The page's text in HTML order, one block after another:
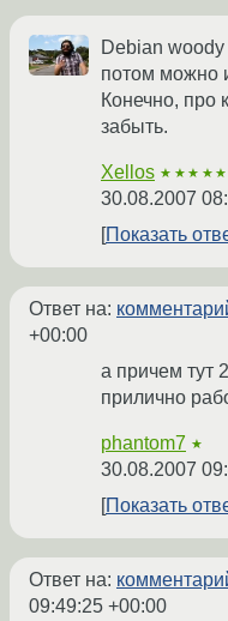
Debian
потом можно
Конечно, про
забыть.
Xellos ★★★★★
30.08.2007
Показать
Ответ на:
+00:00
а причем тут
прилично
phantom7 ★
30.08.2007
Показать
Ответ на:
09:49:25 +00:00